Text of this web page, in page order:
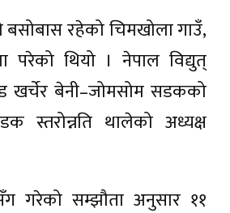
रहेको चिमखोला गाउँ,
परेको थियो । नेपाल विद्युत्
खर्चेर बेनी–जोमसोम सडकको
स्तरोन्नति थालेको अध्यक्ष
गरेको सम्झौता अनुसार ११